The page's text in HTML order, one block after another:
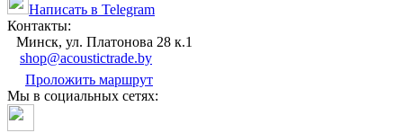
Написать в Telegram
Контакты:
Минск, ул. Платонова 28 к.1
shop@acoustictrade.by
Проложить маршрут
Мы в социальных сетях: